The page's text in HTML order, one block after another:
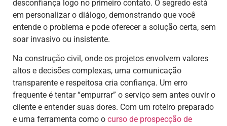
desconfiança logo no primeiro contato. O segredo está
em personalizar o diálogo, demonstrando que você
entende o problema e pode oferecer a solução certa, sem
soar invasivo ou insistente.
Na construção civil, onde os projetos envolvem valores
altos e decisões complexas, uma comunicação
transparente e respeitosa cria confiança. Um erro
frequente é tentar “empurrar” o serviço sem antes ouvir o
cliente e entender suas dores. Com um roteiro preparado
e uma ferramenta como o curso de prospecção de